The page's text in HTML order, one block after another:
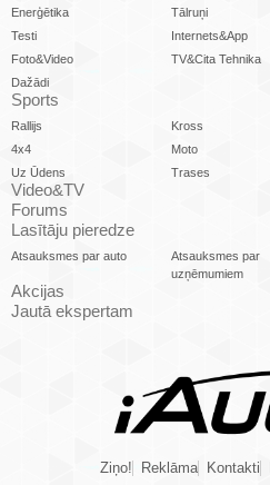
Enerģētika Tālruņi
Testi
Internets&App
Foto&Video
TV&Cita Tehnika
Dažādi
Sports
Rallijs Kross
4x4
Moto
Uz Ūdens
Trases
Video&TV
Forums
Lasītāju pieredze
Atsauksmes par auto
Atsauksmes par
uzņēmumiem
Akcijas
Jautā ekspertam
Ziņo! Reklāma Kontakti